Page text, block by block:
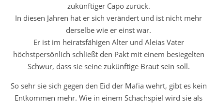
zukünftiger Capo zurück.
In diesen Jahren hat er sich verändert und ist nicht mehr
derselbe wie er einst war.
Er ist im heiratsfähigen Alter und Aleias Vater
höchstpersönlich schließt den Pakt mit einem besiegelten
Schwur, dass sie seine zukünftige Braut sein soll.
So sehr sie sich gegen den Eid der Mafia wehrt, gibt es kein
Entkommen mehr. Wie in einem Schachspiel wird sie als